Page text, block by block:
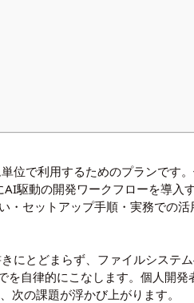
位で利用するためのプランです
駆動の開発ワークフローを導入
・セットアップ手順・実務での活
にとどまらず、ファイルシステ
自律的にこなします。個人開発
の課題が浮かび上がります。